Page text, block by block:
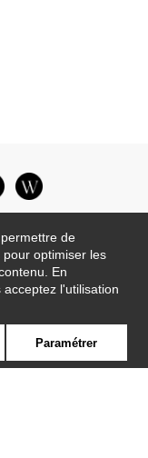
de
pour optimiser les
En
l'utilisation
Paramétrer